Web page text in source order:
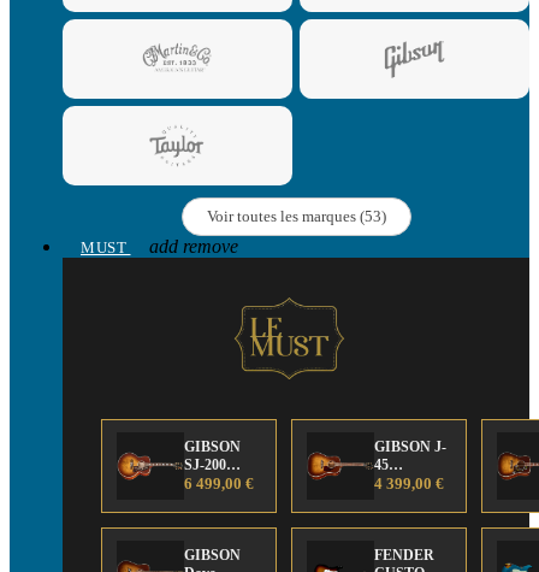
Voir toutes les marques (53)
MUST
add remove
GIBSON
SJ-200
Anniversary
Edition
6 499,00 €
GIBSON J-
45
Anniversary
Edition
4 399,00 €
GIBSON
FENDER